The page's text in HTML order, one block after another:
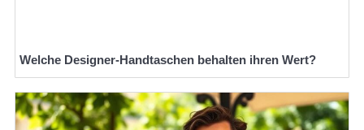
Welche Designer-Handtaschen behalten ihren Wert?